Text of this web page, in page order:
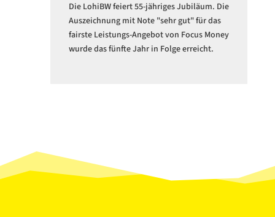
Die LohiBW feiert 55-jähriges Jubiläum. Die
Auszeichnung mit Note "sehr gut" für das
fairste Leistungs-Angebot von Focus Money
wurde das fünfte Jahr in Folge erreicht.